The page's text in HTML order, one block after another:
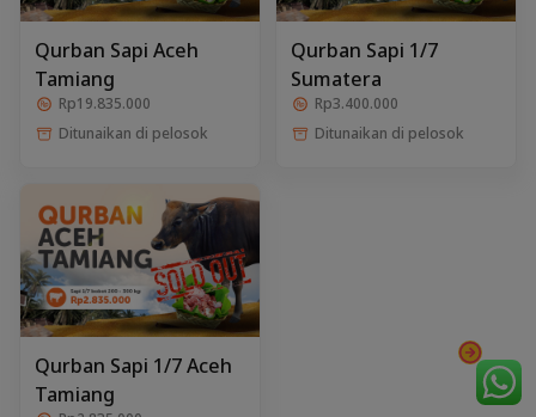
Qurban Sapi Aceh
Tamiang
Rp19.835.000
Ditunaikan di pelosok
Qurban Sapi 1/7
Sumatera
Rp3.400.000
Ditunaikan di pelosok
Qurban Sapi 1/7 Aceh
Tamiang